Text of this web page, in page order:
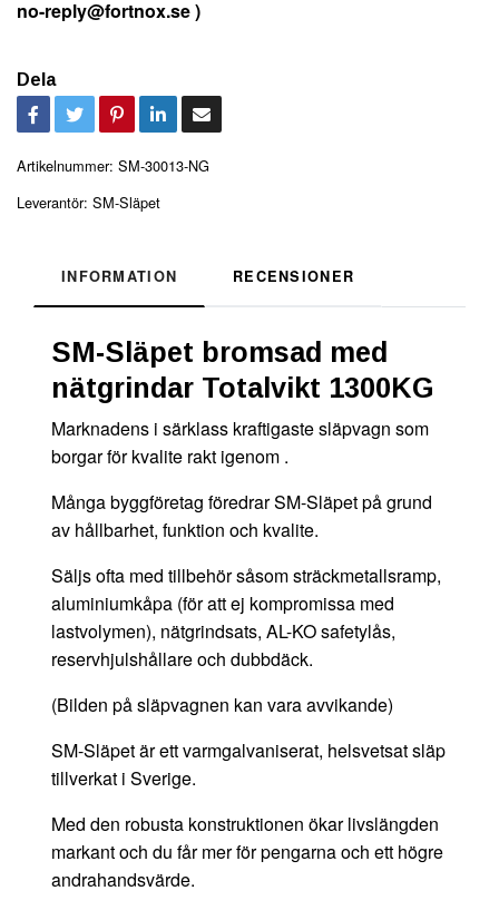
no-reply@fortnox.se)
Dela
Artikelnummer: SM-30013-NG
Leverantör: SM-Släpet
INFORMATION RECENSIONER
SM-Släpet bromsad med
nätgrindar Totalvikt 1300KG
Marknadens i särklass kraftigaste släpvagn som
borgar för kvalite rakt igenom .
Många byggföretag föredrar SM-Släpet på grund
av hållbarhet, funktion och kvalite.
Säljs ofta med tillbehör såsom sträckmetallsramp,
aluminiumkåpa (för att ej kompromissa med
lastvolymen), nätgrindsats, AL-KO safetylås,
reservhjulshållare och dubbdäck.
(Bilden på släpvagnen kan vara avvikande)
SM-Släpet är ett varmgalvaniserat, helsvetsat släp
tillverkat i Sverige.
Med den robusta konstruktionen ökar livslängden
markant och du får mer för pengarna och ett högre
andrahandsvärde.